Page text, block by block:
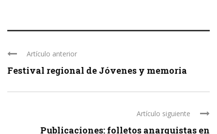
Artículo anterior
Festival regional de Jóvenes y memoria
Artículo siguiente
Publicaciones: folletos anarquistas en